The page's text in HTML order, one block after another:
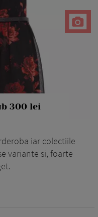
300 lei
iar colectiile
variante si, foarte